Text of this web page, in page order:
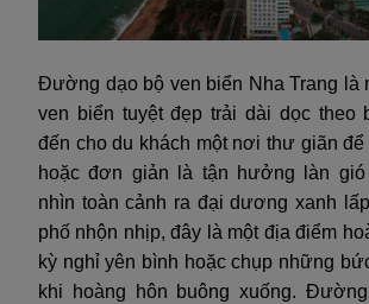
Đường dạo bộ ven biển Nha Trang là
ven biển tuyệt đẹp trải dài dọc theo
đến cho du khách một nơi thư giãn để
hoặc đơn giản là tận hưởng làn
nhìn toàn cảnh ra đại dương xanh
phố nhộn nhịp, đây là một địa điểm
kỳ nghỉ yên bình hoặc chụp những
khi hoàng hôn buông xuống.